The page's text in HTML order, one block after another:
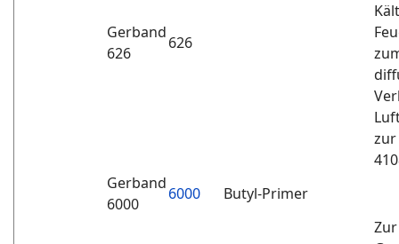
Gerband
626
626
zur
Gerband
6000
6000
Butyl-Primer